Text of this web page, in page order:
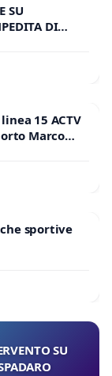
SU
DI
15 ACTV
Marco
sportive
SU